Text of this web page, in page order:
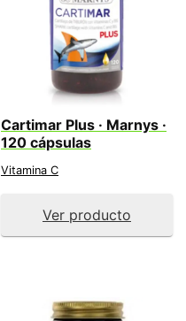
Cartimar Plus · Marnys ·
120 cápsulas
Vitamina C
Ver producto